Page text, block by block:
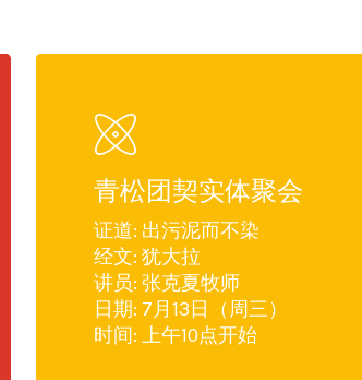
青松团契实体聚会
证道: 出污泥而不染
经文: 犹大拉
讲员: 张克夏牧师
日期: 7月13日（周三）
时间: 上午10点开始